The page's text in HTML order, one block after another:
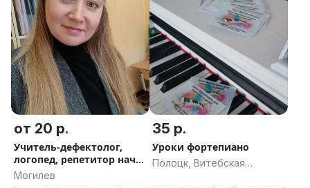
от 20 р.
Учитель-дефектолог,
логопед, репетитор нач
классов
Могилев
35 р.
Уроки фортепиано
Полоцк, Витебская